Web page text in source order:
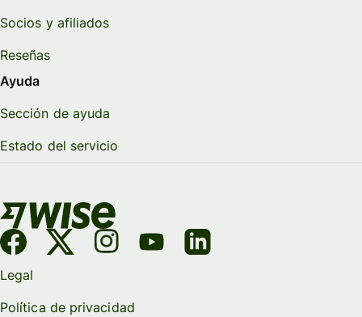
Socios y afiliados
Reseñas
Ayuda
Sección de ayuda
Estado del servicio
Legal
Política de privacidad